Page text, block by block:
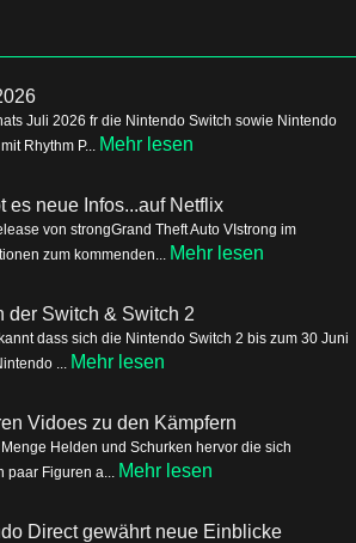
Juli 2026 fr die Nintendo Switch sowie Nintendo
Rhythm P... Mehr lesen
es neue Infos...auf Netflix
von strongGrand Theft Auto VIstrong im
zum kommenden... Mehr lesen
der Switch & Switch 2
dass sich die Nintendo Switch 2 bis zum 30 Juni
... Mehr lesen
Vidoes zu den Kämpfern
Helden und Schurken hervor die sich
paar Figuren a... Mehr lesen
Direct gewährt neue Einblicke